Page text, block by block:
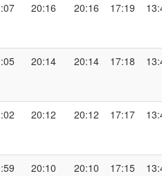
17:19
20:16
20:16
22:07
17:18
20:14
20:14
22:05
17:17
20:12
20:12
22:02
17:15
20:10
20:10
21:59